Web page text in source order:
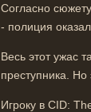
Согласно
- полиция
Весь этот ужас
преступника. Но
Игроку в CID: